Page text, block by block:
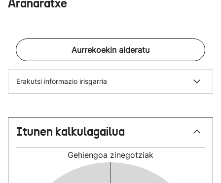
Aranaratxe
Aurrekoekin alderatu
Erakutsi informazio irisgarria
Itunen kalkulagailua
Gehiengoa zinegotziak